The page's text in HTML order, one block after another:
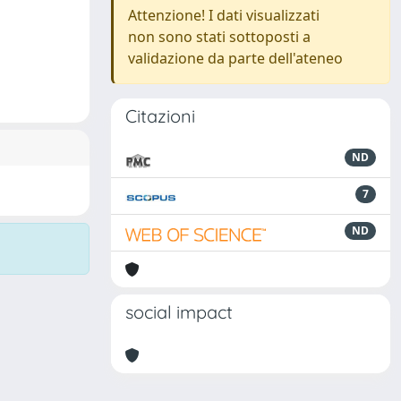
Attenzione! I dati visualizzati
non sono stati sottoposti a
validazione da parte dell'ateneo
Citazioni
ND
7
ND
social impact